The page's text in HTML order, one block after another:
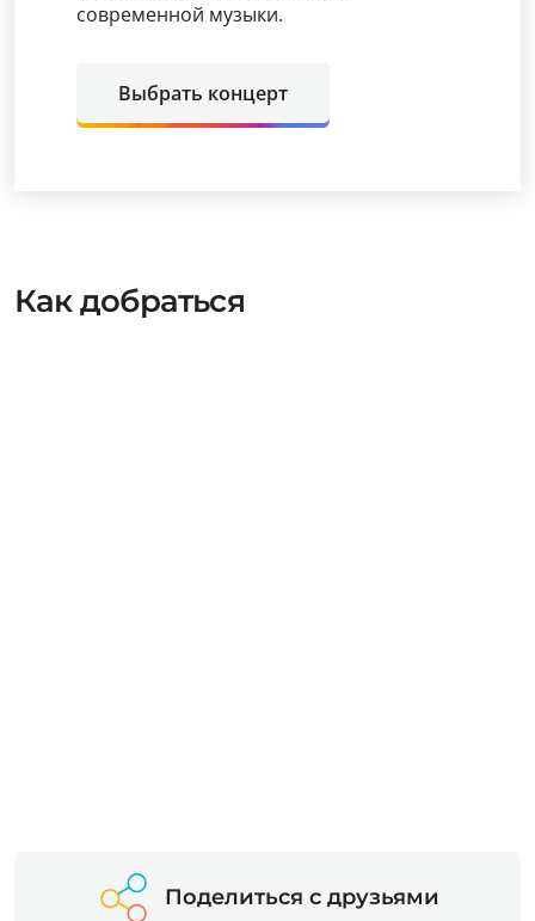
современной музыки.
Выбрать концерт
Как добраться
Поделиться с друзьями